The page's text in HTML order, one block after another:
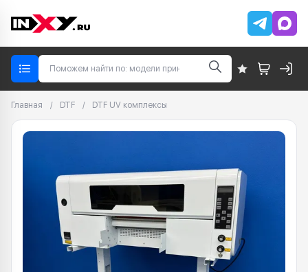
Главная / DTF / DTF UV комплексы